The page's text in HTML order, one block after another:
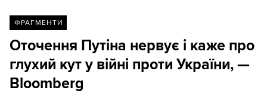
ФРАГМЕНТИ
Оточення Путіна нервує і каже про
глухий кут у війні проти України, —
Bloomberg